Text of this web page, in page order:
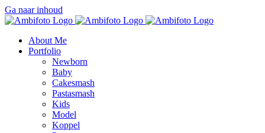
Ga naar inhoud
About Me
Portfolio
Newborn
Baby
Cakesmash
Pastasmash
Kids
Model
Koppel